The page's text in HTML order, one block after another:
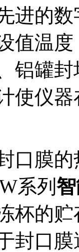
进的
值温
铝罐
使仪
膜的
系列
杯的
封口